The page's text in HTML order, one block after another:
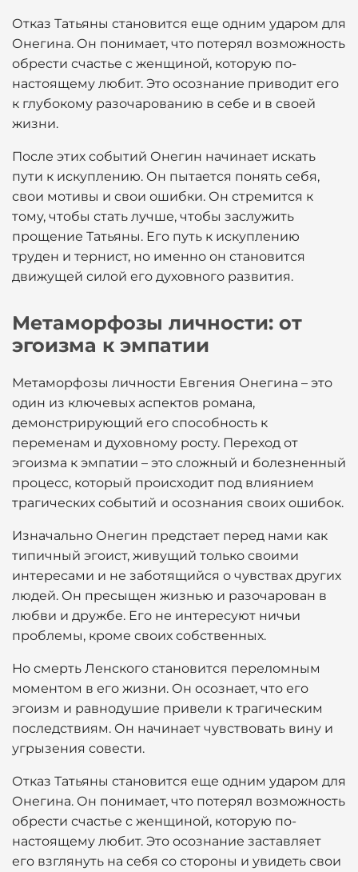
Отказ Татьяны становится еще одним ударом для
Онегина. Он понимает, что потерял возможность
обрести счастье с женщиной, которую по-
настоящему любит. Это осознание приводит его
к глубокому разочарованию в себе и в своей
жизни.
После этих событий Онегин начинает искать
пути к искуплению. Он пытается понять себя,
свои мотивы и свои ошибки. Он стремится к
тому, чтобы стать лучше, чтобы заслужить
прощение Татьяны. Его путь к искуплению
труден и тернист, но именно он становится
движущей силой его духовного развития.
Метаморфозы личности: от
эгоизма к эмпатии
Метаморфозы личности Евгения Онегина – это
один из ключевых аспектов романа,
демонстрирующий его способность к
переменам и духовному росту. Переход от
эгоизма к эмпатии – это сложный и болезненный
процесс, который происходит под влиянием
трагических событий и осознания своих ошибок.
Изначально Онегин предстает перед нами как
типичный эгоист, живущий только своими
интересами и не заботящийся о чувствах других
людей. Он пресыщен жизнью и разочарован в
любви и дружбе. Его не интересуют ничьи
проблемы, кроме своих собственных.
Но смерть Ленского становится переломным
моментом в его жизни. Он осознает, что его
эгоизм и равнодушие привели к трагическим
последствиям. Он начинает чувствовать вину и
угрызения совести.
Отказ Татьяны становится еще одним ударом для
Онегина. Он понимает, что потерял возможность
обрести счастье с женщиной, которую по-
настоящему любит. Это осознание заставляет
его взглянуть на себя со стороны и увидеть свои